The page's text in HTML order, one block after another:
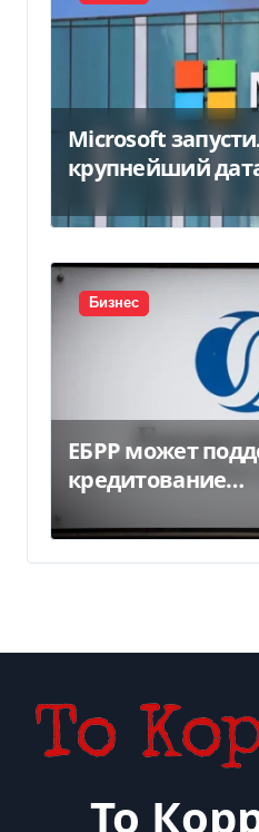
Microsoft
крупнейший
миллиарда
Бизнес
ЕБРР может
кредитование
300 млн евро —
То